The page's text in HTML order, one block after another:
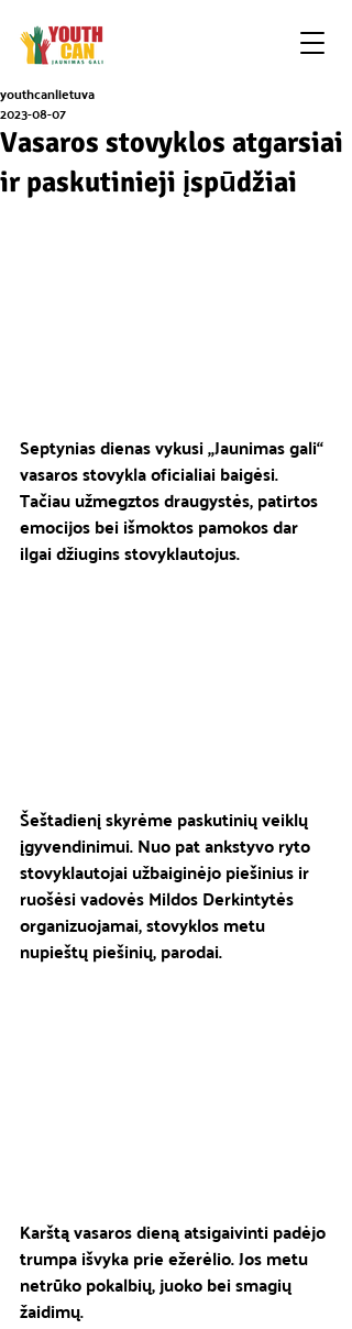
Vasaros stovyklos atgarsiai
ir paskutinieji įspūdžiai
youthcanlietuva
2023-08-07
Septynias dienas vykusi „Jaunimas gali“
vasaros stovykla oficialiai baigėsi.
Tačiau užmegztos draugystės, patirtos
emocijos bei išmoktos pamokos dar
ilgai džiugins stovyklautojus.
Šeštadienį skyrėme paskutinių veiklų
įgyvendinimui. Nuo pat ankstyvo ryto
stovyklautojai užbaiginėjo piešinius ir
ruošėsi vadovės Mildos Derkintytės
organizuojamai, stovyklos metu
nupieštų piešinių, parodai.
Karštą vasaros dieną atsigaivinti padėjo
trumpa išvyka prie ežerėlio. Jos metu
netrūko pokalbių, juoko bei smagių
žaidimų.